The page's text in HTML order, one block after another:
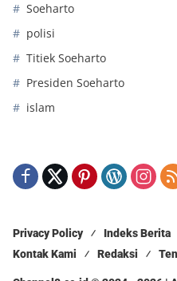
Soeharto
polisi
Titiek Soeharto
Presiden Soeharto
islam
Privacy Policy Indeks Berita
Kontak Kami
Redaksi